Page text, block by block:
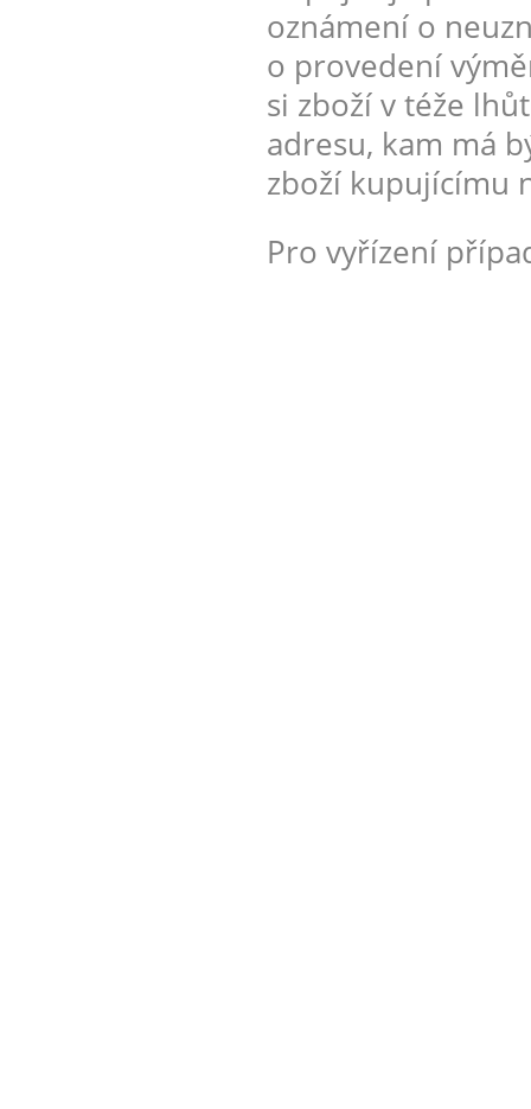
oznámení o
o provedení
si zboží v téže
adresu, kam má
zboží kupujícímu
Pro vyřízení